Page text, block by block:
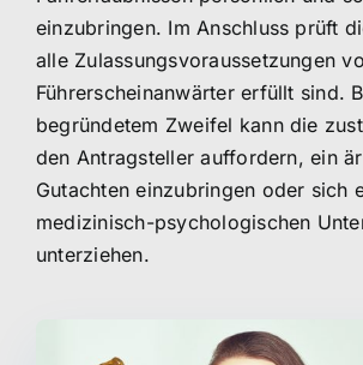
einzubringen. Im Anschluss prüft
alle Zulassungsvoraussetzungen
Führerscheinanwärter erfüllt sind.
begründetem Zweifel kann die
den Antragsteller auffordern, ein
Gutachten einzubringen oder sich
medizinisch-psychologischen
unterziehen.